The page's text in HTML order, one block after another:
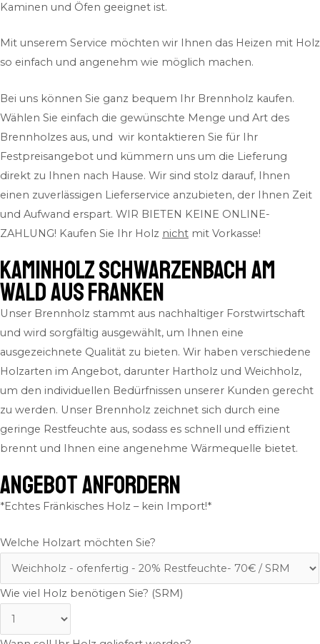
Kaminen und Öfen geeignet ist.
Mit unserem Service möchten wir Ihnen das Heizen mit Holz
so einfach und angenehm wie möglich machen.
Bei uns können Sie ganz bequem Ihr Brennholz kaufen.
Wählen Sie einfach die gewünschte Menge und Art des
Brennholzes aus, und wir kontaktieren Sie für Ihr
Festpreisangebot und kümmern uns um die Lieferung
direkt zu Ihnen nach Hause. Wir sind stolz darauf, Ihnen
einen zuverlässigen Lieferservice anzubieten, der Ihnen Zeit
und Aufwand erspart. WIR BIETEN KEINE ONLINE-
ZAHLUNG! Kaufen Sie Ihr Holz nicht mit Vorkasse!
Kaminholz Schwarzenbach am
Wald aus Franken
Unser Brennholz stammt aus nachhaltiger Forstwirtschaft
und wird sorgfältig ausgewählt, um Ihnen eine
ausgezeichnete Qualität zu bieten. Wir haben verschiedene
Holzarten im Angebot, darunter Hartholz und Weichholz,
um den individuellen Bedürfnissen unserer Kunden gerecht
zu werden. Unser Brennholz zeichnet sich durch eine
geringe Restfeuchte aus, sodass es schnell und effizient
brennt und Ihnen eine angenehme Wärmequelle bietet.
ANGEBOT ANFORDERN
*Echtes Fränkisches Holz – kein Import!*
Welche Holzart möchten Sie?
Wie viel Holz benötigen Sie? (SRM)